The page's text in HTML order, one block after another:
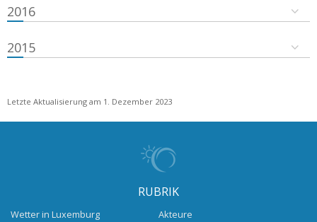
2016
2015
Letzte Aktualisierung am 1. Dezember 2023
RUBRIK
Wetter in Luxemburg
Akteure